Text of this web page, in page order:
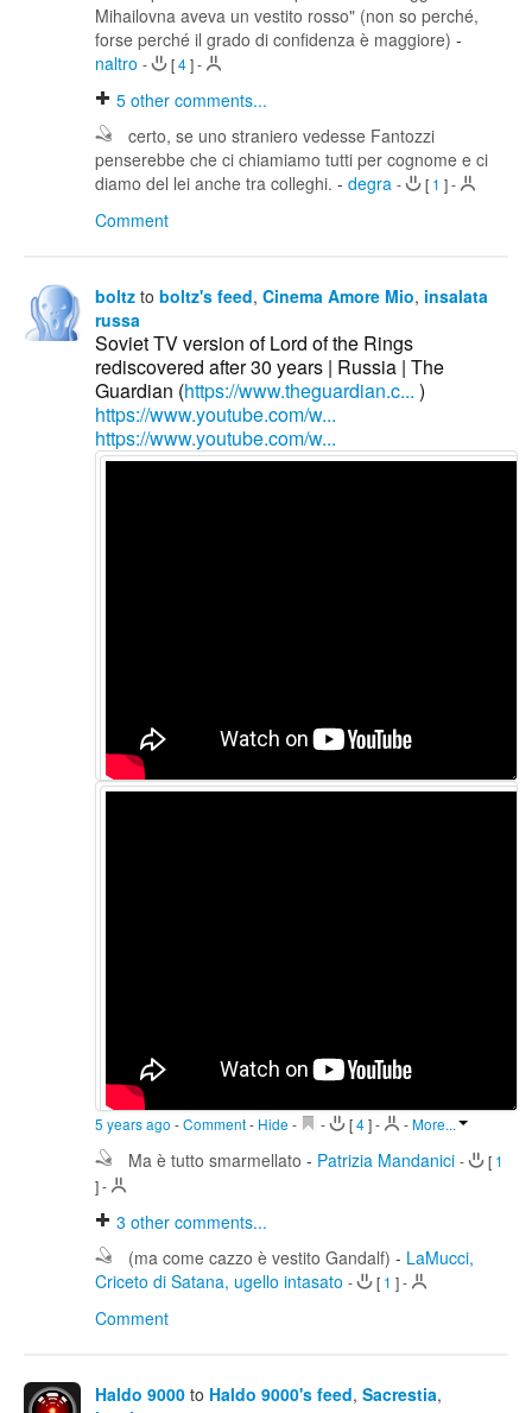
Mihailovna aveva un vestito rosso" (non so perché,
forse perché il grado di confidenza è maggiore) -
naltro - [4]-
5 other comments...
certo, se uno straniero vedesse Fantozzi
penserebbe che ci chiamiamo tutti per cognome e ci
diamo del lei anche tra colleghi. - degra - [ 1 ]-
Comment
boltz to boltz's feed, Cinema Amore Mio, insalata
russa
Soviet TV version of Lord of the Rings
rediscovered after 30 years | Russia | The
Guardian (https://www.theguardian.c... )
https://www.youtube.com/w...
https://www.youtube.com/w...
5 years ago -Comment- Hide - - [4]- -More...
Ma è tutto smarmellato - Patrizia Mandanici - [ 1
]-
3 other comments...
(ma come cazzo è vestito Gandalf) - LaMucci,
Criceto di Satana, ugello intasato - [ 1 ]-
Comment
Haldo 9000 to Haldo 9000's feed, Sacrestia,